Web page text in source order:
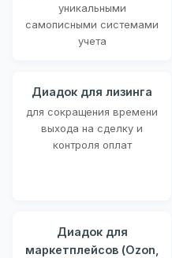
уникальными
самописными системами
учета
Диадок для лизинга
для сокращения времени
выхода на сделку и
контроля оплат
Диадок для
маркетплейсов (Ozon,